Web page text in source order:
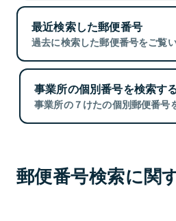
最近検索した郵便番号
過去に検索した郵便番号をご覧
事業所の個別番号を検索す
事業所の７けたの個別郵便番号
郵便番号検索に関